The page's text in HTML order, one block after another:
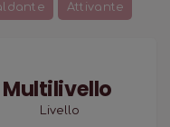
Attivante
Multilivello
Livello